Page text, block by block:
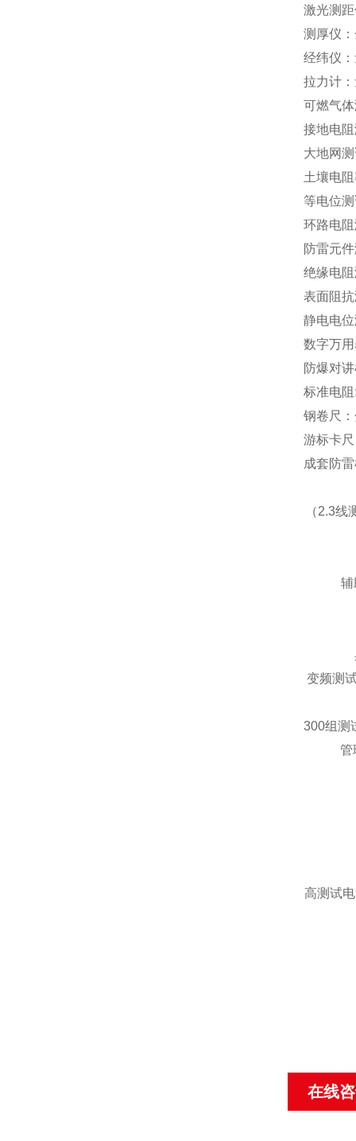
激光测
测厚仪
经纬仪
拉力计
可燃气
接地电
大地网
土壤电
等电位
环路电
防雷元
绝缘电
表面阻
静电电
数字万
防爆对
标准电
钢卷尺
游标卡
成套防
（2.3
辅
变频测
300组测
管
高测试
在线